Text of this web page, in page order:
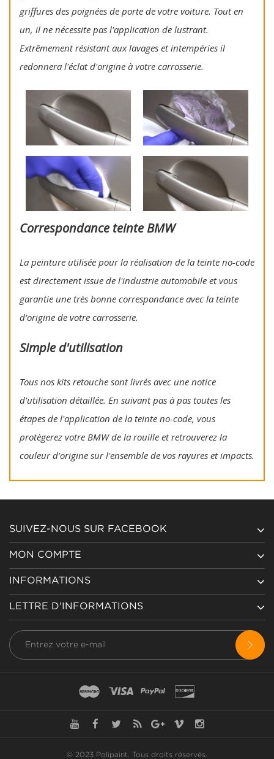
griffures des poignées de porte de votre voiture. Tout en
un, il ne nécessite pas l'application de lustrant.
Extrêmement résistant aux lavages et intempéries il
redonnera l'éclat d'origine à votre carrosserie.
Correspondance teinte BMW
La peinture utilisée pour la réalisation de la teinte no-code
est directement issue de l'industrie automobile et vous
garantie une très bonne correspondance avec la teinte
d’origine de votre carrosserie.
Simple d'utilisation
Tous nos kits retouche sont livrés avec une notice
d'utilisation détaillée. En suivant pas à pas toutes les
étapes de l'application de la teinte no-code, vous
protègerez votre BMW de la rouille et retrouverez la
couleur d'origine sur l'ensemble de vos rayures et impacts.
SUIVEZ-NOUS SUR FACEBOOK
MON COMPTE
INFORMATIONS
LETTRE D'INFORMATIONS
© 2023 Polipaint. Tous droits réservés.